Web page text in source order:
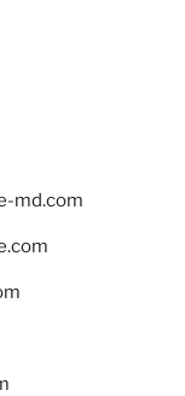
md.com